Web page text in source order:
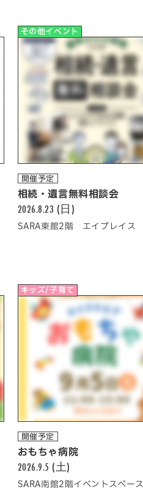
その他イベント
開催予定
相続・遺言無料相談会
2026.8.23 (日)
SARA東館2階 エイプレイス
キッズ/子育て
開催予定
おもちゃ病院
2026.9.5 (土)
SARA南館2階イベントスペース